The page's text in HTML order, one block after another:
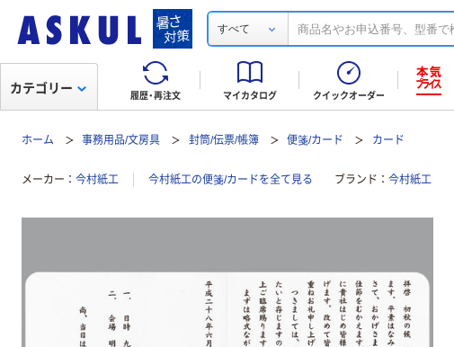
すべて
履歴・再注文 マイカタログ クイックオーダー
カテゴリー
ホーム 事務用品/文房具 封筒/伝票/帳簿 便箋/カード カード
メーカー 今村紙工 今村紙工の便箋/カードを全て見る ブランド 今村紙工